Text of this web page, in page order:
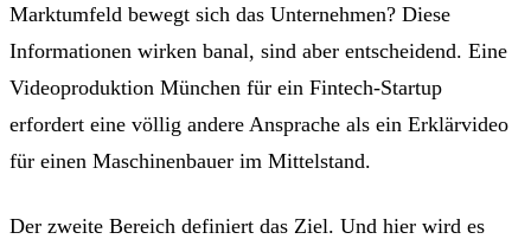
Marktumfeld bewegt sich das Unternehmen? Diese
Informationen wirken banal, sind aber entscheidend. Eine
Videoproduktion München für ein Fintech-Startup
erfordert eine völlig andere Ansprache als ein Erklärvideo
für einen Maschinenbauer im Mittelstand.
Der zweite Bereich definiert das Ziel. Und hier wird es